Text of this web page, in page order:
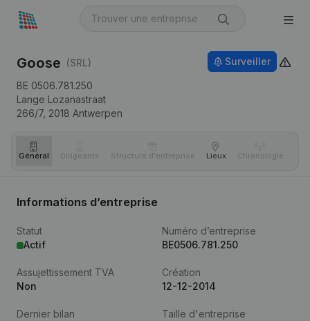
Goose (SRL)
BE 0506.781.250
Lange Lozanastraat
266/7, 2018 Antwerpen
Surveiller
Général Dirigeants Structure d'entreprise Lieux Chronologie
Informations d’entreprise
Statut
Actif
Numéro d’entreprise
BE0506.781.250
Assujettissement TVA
Non
Création
12-12-2014
Dernier bilan
Taille d'entreprise